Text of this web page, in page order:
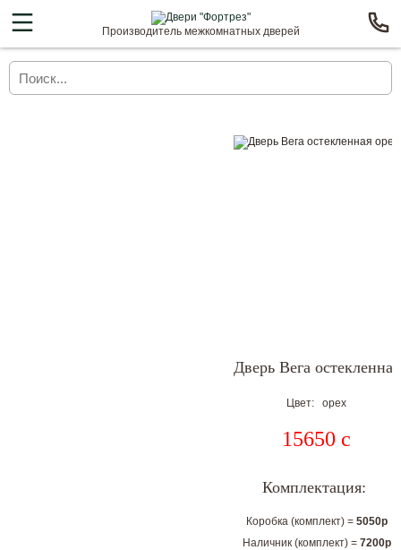
Производитель межкомнатных дверей
Дверь Вега остекленная
Цвет: орех
15650 c
Комплектация:
Коробка (комплект) = 5050р
Наличник (комплект) = 7200р